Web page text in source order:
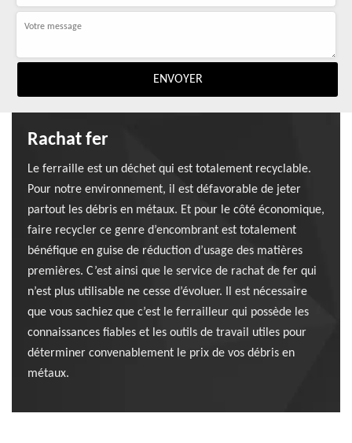
Rachat fer
Le ferraille est un déchet qui est totalement recyclable.
Pour notre environnement, il est défavorable de jeter
partout les débris en métaux. Et pour le côté économique,
faire recycler ce genre d’encombrant est totalement
bénéfique en guise de réduction d’usage des matières
premières. C’est ainsi que le service de rachat de fer qui
n’est plus utilisable ne cesse d’évoluer. Il est nécessaire
que vous sachiez que c’est le ferrailleur qui possède les
connaissances fiables et les outils de travail utiles pour
déterminer convenablement le prix de vos débris en
métaux.